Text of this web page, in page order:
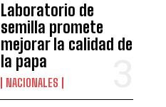
Laboratorio de
semilla promete
mejorar la calidad de
la papa
NACIONALES